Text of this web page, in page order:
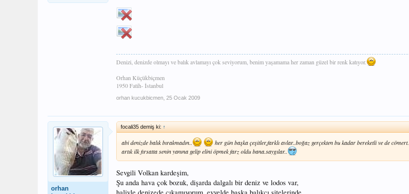
Denizi, denizde olmayı ve balık avlamayı çok seviyorum, benim yaşamama her zaman güzel bir renk katıyor.
Orhan Küçükbiçmen
1950 Fatih- İstanbul
orhan kucukbicmen 25 Ocak 2009
orhan
focali35 demiş ki: ↑
abi denizde balık bırakmadın..
her gün başka çeşitler,farklı avlar..boğaz gerçekten bu kadar bereketli ve de cömert.
artık ilk fırsatta senin yanına gelip elini öpmek farz oldu bana.saygılar..
Sevgili Volkan kardeşim,
Şu anda hava çok bozuk, dişarda dalgalı bir deniz ve lodos var,